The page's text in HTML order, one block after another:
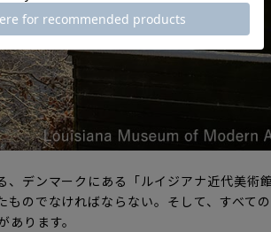
、デンマークにある「ルイジアナ近代美術
のでなければならない。そして、すべて
あります。